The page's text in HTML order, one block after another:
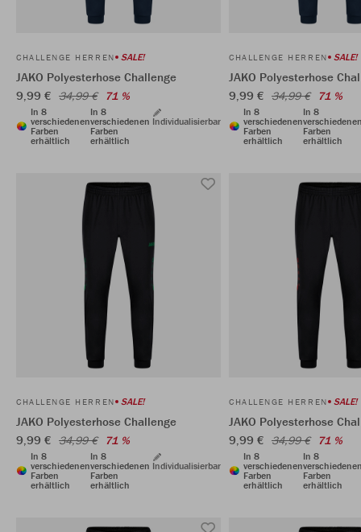
CHALLENGE HERREN SALE!
JAKO Polyesterhose Challenge
9,99 € 34,99 € 71 %
In 8
verschiedenen
Farben
erhältlich
In 8
verschiedenen
Farben
erhältlich
Individualisierbar
CHALLENGE HERREN SALE!
JAKO Polyesterhose
9,99 € 34,99 € 71 %
In 8
verschiedenen
Farben
erhältlich
In 8
Farben
erhältlich
CHALLENGE HERREN SALE!
JAKO Polyesterhose Challenge
9,99 € 34,99 € 71 %
In 8
verschiedenen
Farben
erhältlich
In 8
verschiedenen
Farben
erhältlich
Individualisierbar
CHALLENGE HERREN SALE!
JAKO Polyesterhose
9,99 € 34,99 € 71 %
In 8
verschiedenen
Farben
erhältlich
In 8
Farben
erhältlich